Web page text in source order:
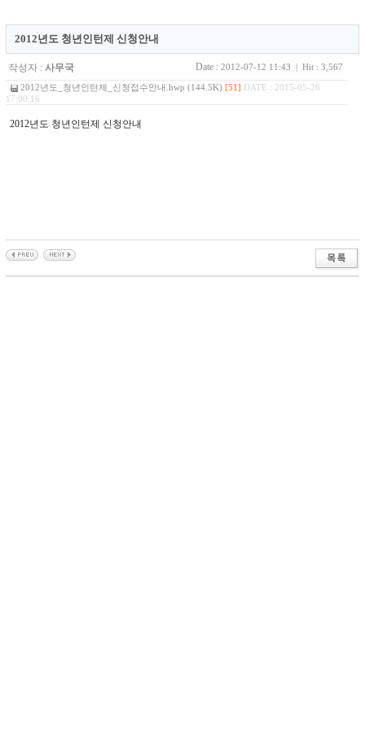
2012년도 청년인턴제 신청안내
작성자 : 사무국 Date : 2012-07-12 11:43 | Hit : 3,567
2012년도_청년인턴제_신청접수안내.hwp (144.5K) [51] DATE : 2015-05-26
17:00:16
2012년도 청년인턴제 신청안내